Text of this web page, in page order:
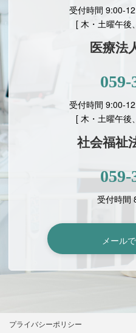
受付時間 9:00-
[ 木・土曜午後
医療法
059-
受付時間 9:00-
[ 木・土曜午後
社会福祉
059-
受付時間
メール
プライバシーポリシー